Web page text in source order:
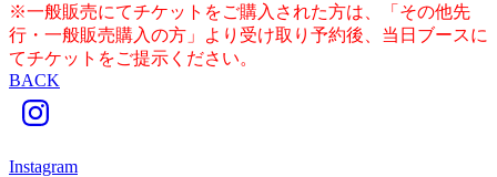
※一般販売にてチケットをご購入された方は、「その他先
行・一般販売購入の方」より受け取り予約後、当日ブースに
てチケットをご提示ください。
BACK
Instagram